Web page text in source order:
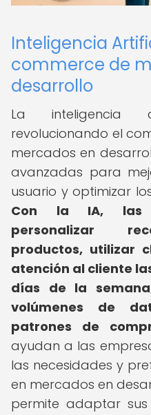
Inteligencia
commerce de
desarrollo
La inteligencia
revolucionando el
mercados en
avanzadas para
usuario y optimizar
Con la IA, las
personalizar
productos, utilizar
atención al cliente
días de la
volúmenes de
patrones de
ayudan a las
las necesidades y
en mercados en
permite adaptar